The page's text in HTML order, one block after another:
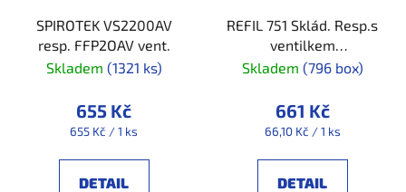
SPIROTEK VS2200AV
resp. FFP2OAV vent.
Skladem (1321 ks)
655 Kč
Měrná
655 Kč / 1 ks
DETAIL
REFIL 751 Sklád. Resp.s
ventilkem
FFP3_box/10ks
Skladem (796 box)
661 Kč
Měrná
66,10 Kč / 1 ks
DETAIL